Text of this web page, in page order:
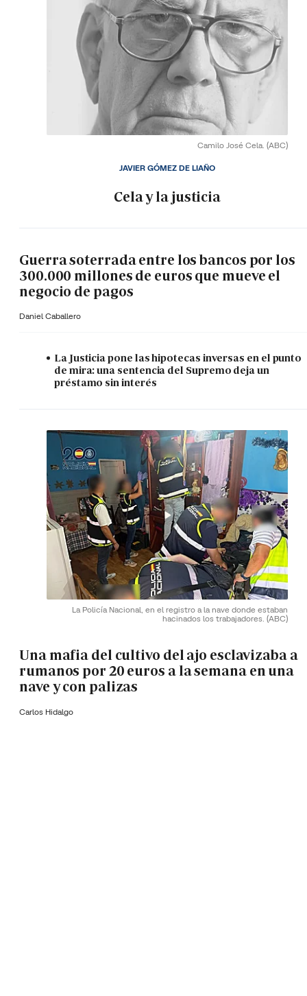
Camilo José Cela. (ABC)
Cela y la justicia
JAVIER GÓMEZ DE LIAÑO
Guerra soterrada entre los bancos por los
300.000 millones de euros que mueve el
negocio de pagos
Daniel Caballero
La Justicia pone las hipotecas inversas en el punto
de mira: una sentencia del Supremo deja un
préstamo sin interés
La Policía Nacional, en el registro a la nave donde estaban
hacinados los trabajadores. (ABC)
Una mafia del cultivo del ajo esclavizaba a
rumanos por 20 euros a la semana en una
nave y con palizas
Carlos Hidalgo